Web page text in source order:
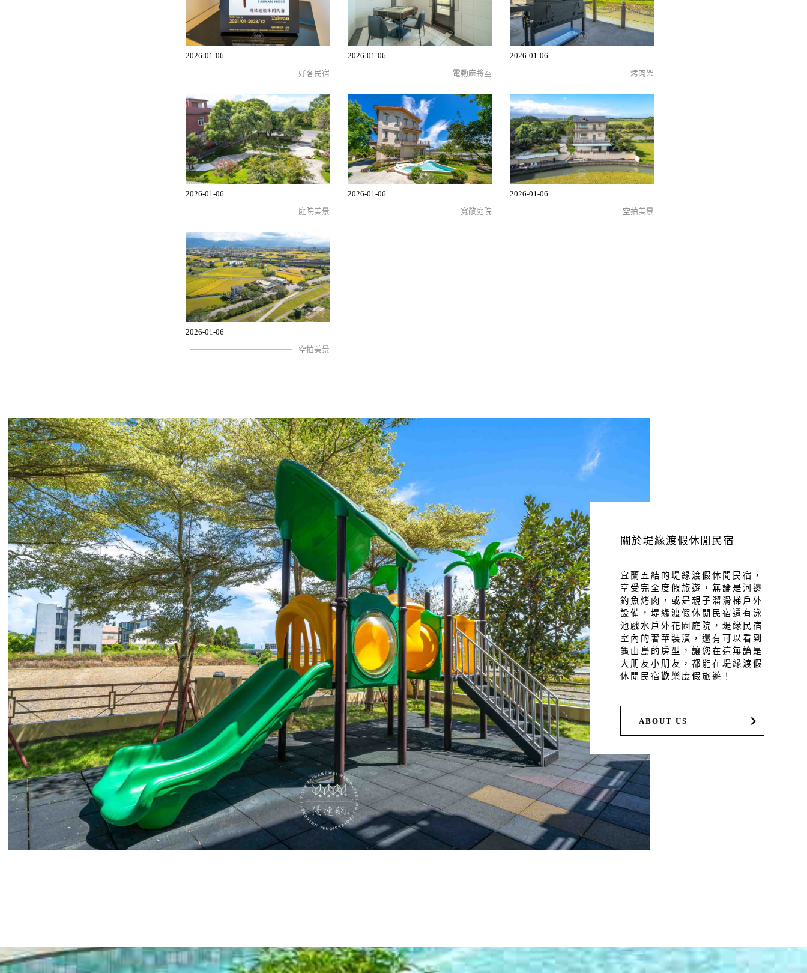
2026-01-06
好客民宿
2026-01-06
電動麻將室
2026-01-06
烤肉架
2026-01-06
庭院美景
2026-01-06
寬敞庭院
2026-01-06
空拍美景
2026-01-06
空拍美景
關於堤緣渡假休閒民宿
宜蘭五結的堤緣渡假休閒民宿，
享受完全度假旅遊，無論是河邊
釣魚烤肉，或是親子溜滑梯戶外
設備，堤緣渡假休閒民宿還有泳
池戲水戶外花園庭院，堤緣民宿
室內的奢華裝潢，還有可以看到
龜山島的房型，讓您在這無論是
大朋友小朋友，都能在堤緣渡假
休閒民宿歡樂度假旅遊！
ABOUT US